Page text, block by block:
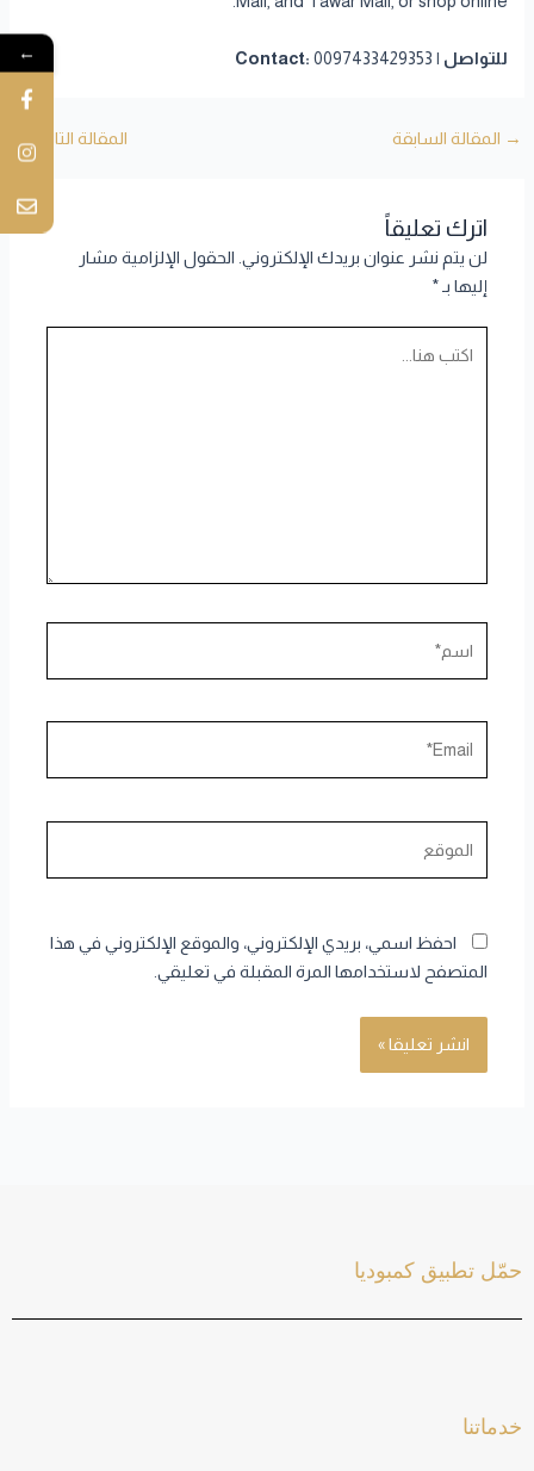
للتواصل | Contact: 0097433429353
→ المقالة السابقة المقالة التالية←
اترك تعليقاً
لن يتم نشر عنوان بريدك الإلكتروني. الحقول الإلزامية مشار
إليها بـ*
احفظ اسمي، بريدي الإلكتروني، والموقع الإلكتروني في هذا
المتصفح لاستخدامها المرة المقبلة في تعليقي.
خدماتنا
حمّل تطبيق كمبوديا
←